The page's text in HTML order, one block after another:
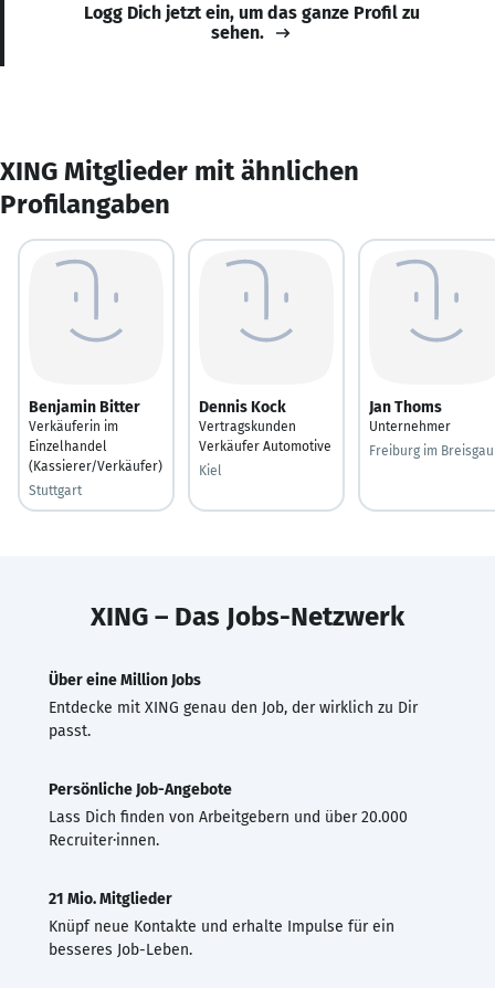
Logg Dich jetzt ein, um das ganze Profil zu
sehen.
XING Mitglieder mit ähnlichen
Profilangaben
Benjamin Bitter
Verkäuferin im
Einzelhandel
(Kassierer/Verkäufer)
Stuttgart
Dennis Kock
Vertragskunden
Verkäufer Automotive
Kiel
Jan Thoms
Unternehmer
Freiburg im Breisgau
XING – Das Jobs-Netzwerk
Über eine Million Jobs
Entdecke mit XING genau den Job, der wirklich zu Dir
passt.
Persönliche Job-Angebote
Lass Dich finden von Arbeitgebern und über 20.000
Recruiter·innen.
21 Mio. Mitglieder
Knüpf neue Kontakte und erhalte Impulse für ein
besseres Job-Leben.